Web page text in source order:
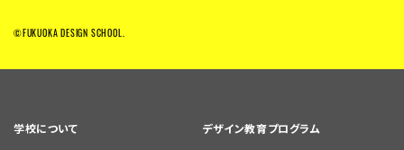
©FUKUOKA DESIGN SCHOOL.
学校について デザイン教育プログラム